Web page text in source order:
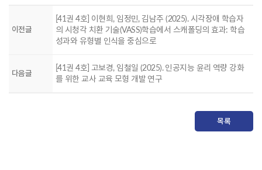
이전글
[41권 4호] 이현희, 임정민, 김남주 (2025). 시각장애 학습자
의 시청각 치환 기술(VASS)학습에서 스캐폴딩의 효과: 학습
성과와 유형별 인식을 중심으로
다음글
[41권 4호] 고보경, 임철일 (2025). 인공지능 윤리 역량 강화
를 위한 교사 교육 모형 개발 연구
목록